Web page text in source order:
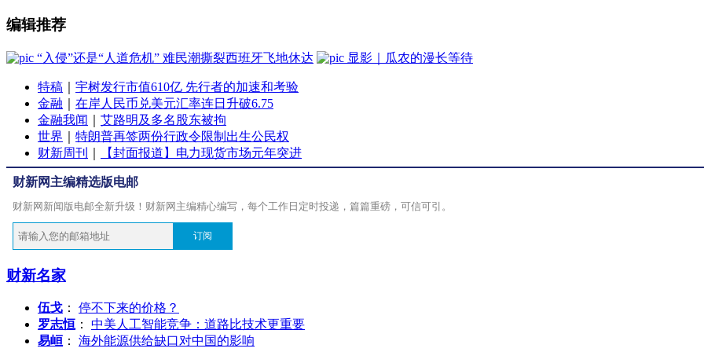
编辑推荐
“入侵”还是“人道危机” 难民潮撕裂西班牙飞地休达 显影｜瓜农的漫长等待
特稿
宇树发行市值610亿 先行者的加速和考验
金融
在岸人民币兑美元汇率连日升破6.75
金融我闻
艾路明及多名股东被拘
世界
特朗普再签两份行政令限制出生公民权
财新周刊
【封面报道】电力现货市场元年突进
财新网主编精选版电邮
财新网新闻版电邮全新升级！财新网主编精心编写，每个工作日定时投递，篇篇重磅，可信可引。
订阅
财新名家
伍戈 ： 停不下来的价格？
罗志恒 ： 中美人工智能竞争：道路比技术更重要
易峘 ： 海外能源供给缺口对中国的影响